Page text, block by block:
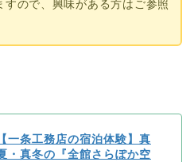
すので、興味がある方はご参照
【一条工務店の宿泊体験】真
・真冬の『全館さらぽか空